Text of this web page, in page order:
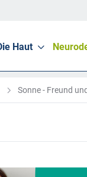
Haut
Sonne - Freund